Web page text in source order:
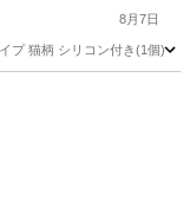
8月7日
プ 猫柄 シリコン付き(1個)